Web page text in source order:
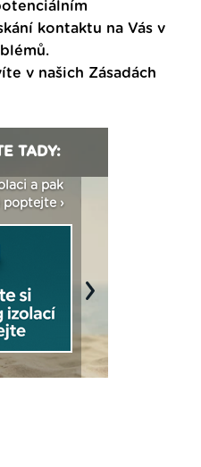
kontaktu na Vás v
v našich Zásadách
TADY:
a pak
›
Next